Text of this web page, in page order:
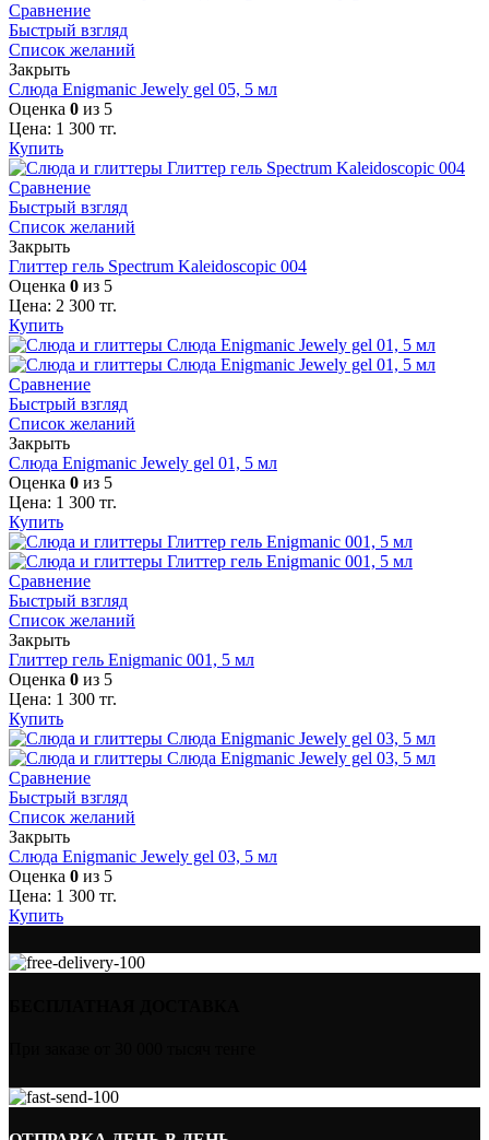
Сравнение
Быстрый взгляд
Список желаний
Закрыть
Слюда Enigmanic Jewely gel 05, 5 мл
Оценка 0 из 5
Цена: 1 300 тг.
Купить
Сравнение
Быстрый взгляд
Список желаний
Закрыть
Глиттер гель Spectrum Kaleidoscopic 004
Оценка 0 из 5
Цена: 2 300 тг.
Купить
Сравнение
Быстрый взгляд
Список желаний
Закрыть
Слюда Enigmanic Jewely gel 01, 5 мл
Оценка 0 из 5
Цена: 1 300 тг.
Купить
Сравнение
Быстрый взгляд
Список желаний
Закрыть
Глиттер гель Enigmanic 001, 5 мл
Оценка 0 из 5
Цена: 1 300 тг.
Купить
Сравнение
Быстрый взгляд
Список желаний
Закрыть
Слюда Enigmanic Jewely gel 03, 5 мл
Оценка 0 из 5
Цена: 1 300 тг.
Купить